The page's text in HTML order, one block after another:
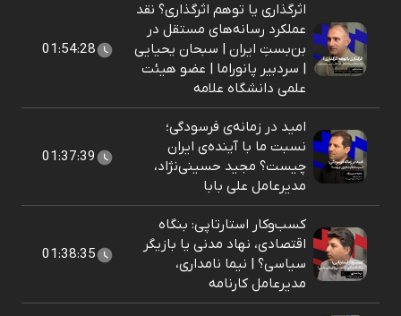
اثرگذاری یا توهم اثرگذاری؟ نقد
عملکرد رسانه‌های مستقل در
بن‌بستِ ایران | سبحان یحیایی
| سردبیر پانوراما | عضو هیئت
علمی دانشگاه علامه
01:54:28
امید در زمانه‌ی فرسودگی؛
نسبت ما با آینده‌ی ایران
چیست؟ مجید حسینی‌نژاد،
مدیرعامل علی بابا
01:37:39
کسب‌وکار استارتاپی: بنگاه
اقتصادی، نهاد مدنی یا بازیگر
سیاسی؟ | نیما نامداری،
مدیرعامل کارنامه
01:38:35